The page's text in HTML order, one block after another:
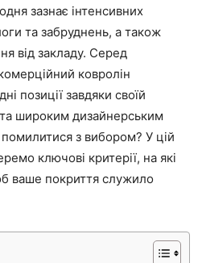
зазнає інтенсивних
та забруднень, а також
від закладу. Серед
ковролін
позиції завдяки своїй
широким дизайнерським
з вибором? У цій
ключові критерії, на які
ваше покриття служило